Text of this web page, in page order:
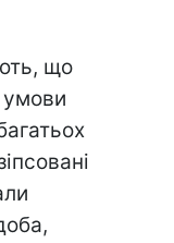
що
умови